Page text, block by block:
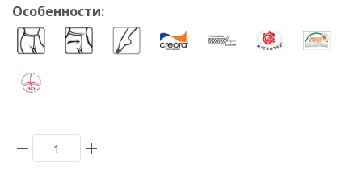
Особенности: